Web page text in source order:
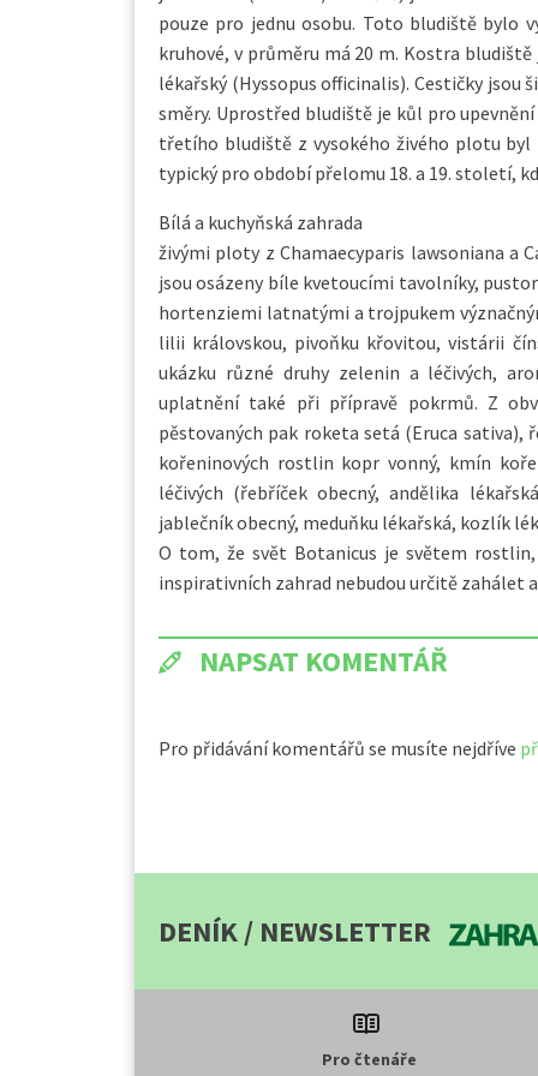
pouze pro jednu osobu. Toto bludiště bylo
kruhové, v průměru má 20 m. Kostra
lékařský (Hyssopus officinalis). Cestičky
směry. Uprostřed bludiště je kůl pro
třetího bludiště z vysokého živého plotu
typický pro období přelomu 18. a 19. století,
Bílá a kuchyňská zahrada
živými ploty z Chamaecyparis lawsoniana a
jsou osázeny bíle kvetoucími tavolníky,
hortenziemi latnatými a trojpukem
lilii královskou, pivoňku křovitou, vistárii
ukázku různé druhy zelenin a léčivých,
uplatnění také při přípravě pokrmů. Z
pěstovaných pak roketa setá (Eruca sativa),
kořeninových rostlin kopr vonný, kmín
léčivých (řebříček obecný, andělika
jablečník obecný, meduňku lékařská, kozlík
O tom, že svět Botanicus je světem
inspirativních zahrad nebudou určitě zahálet
NAPSAT KOMENTÁŘ
Pro přidávání komentářů se musíte nejdříve
DENÍK / NEWSLETTER
Pro čtenáře